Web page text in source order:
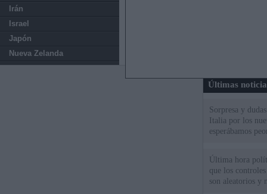
Irán
Israel
Japón
Nueva Zelanda
Últimas
Sorpresa y
Italia por los
esperábamos
Última hora
que los
son aleatorios y